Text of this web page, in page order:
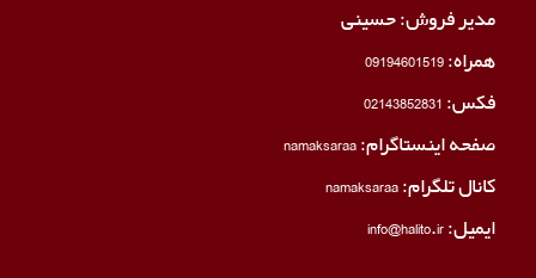
مدیر فروش: حسینی
همراه:09194601519
فکس:02143852831
صفحه اینستاگرام:namaksaraa
کانال تلگرام:namaksaraa
ایمیل: info@halito.ir